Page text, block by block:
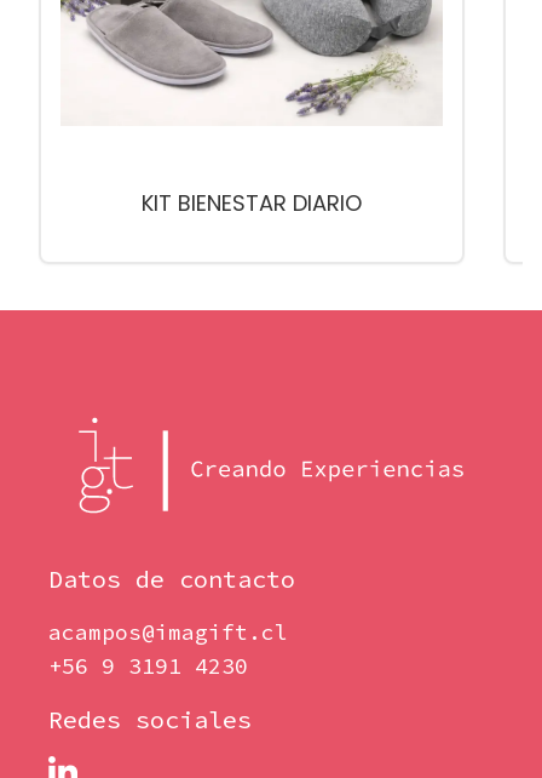
KIT BIENESTAR DIARIO
Datos de contacto
acampos@imagift.cl
+56 9 3191 4230
Redes sociales